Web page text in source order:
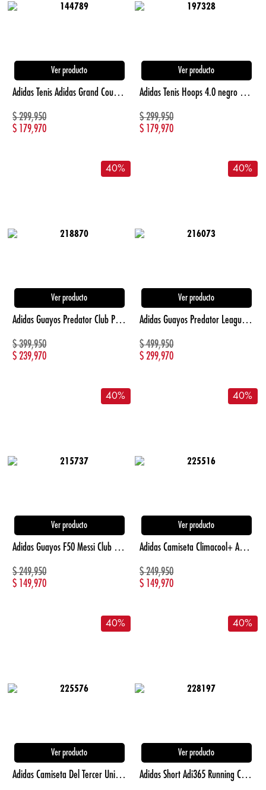
Ver producto
Adidas Tenis Adidas Grand Court Td Lifestyle Co blanco de hombre lifestyle
$299,950
$ 179,970
Ver producto
Adidas Tenis Hoops 4.0 negro unisex baloncesto
$299,950
$ 179,970
40%
Ver producto
Adidas Guayos Predator Club Para Terreno Firme/ blanco de hombre para futbol
$399,950
$239,970
40%
Ver producto
Adidas Guayos Predator League Con Lengueta Pleg blanco unisex para futbol
$499,950
$299,970
40%
Ver producto
Adidas Guayos F50 Messi Club Pasto Sintetico Ni blanco de niño para futbol
$249,950
$ 149,970
40%
Ver producto
Adidas Camiseta Climacool+ Adi365 Running Manga Corta negro de mujer para correr
$249,950
$ 149,970
40%
Ver producto
Adidas Camiseta Del Tercer Uniforme Del Junior Camiseta De Equipo verde de hombre para futbol
40%
Ver producto
Adidas Short Adi365 Running Climacool+ gris de hombre para correr